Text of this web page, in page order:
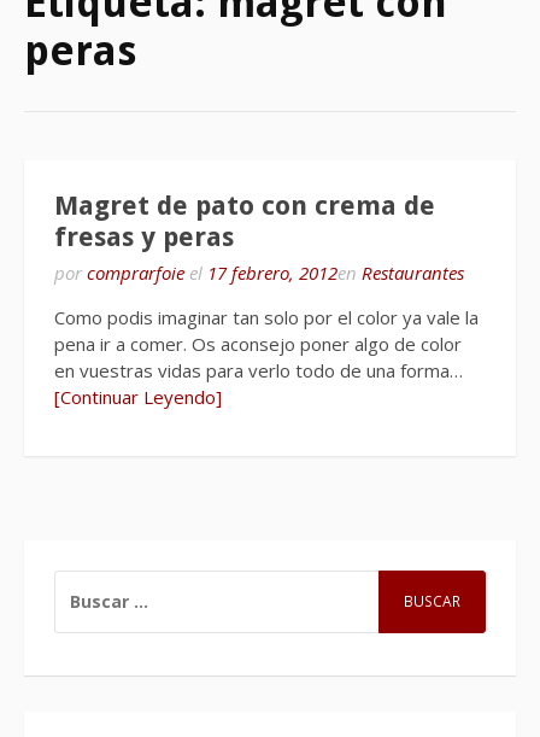
peras
Magret de pato con crema de
fresas y peras
por comprarfoie el 17 febrero, 2012en Restaurantes
Como podis imaginar tan solo por el color ya vale la
pena ir a comer. Os aconsejo poner algo de color
en vuestras vidas para verlo todo de una forma…
[Continuar Leyendo]